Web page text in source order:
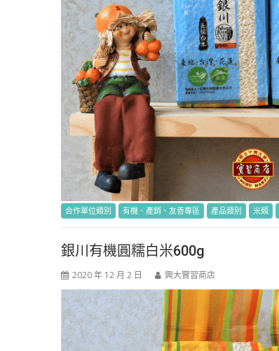
合作單位類別 有機、產銷、友善專區 產品類別 米類
銀川有機圓糯白米600g
2020 年 12 月 2 日 興大實習商店